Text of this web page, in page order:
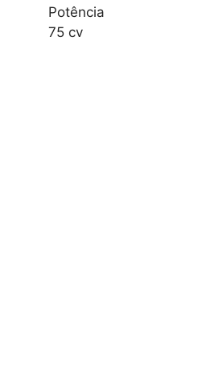
Potência
75 cv